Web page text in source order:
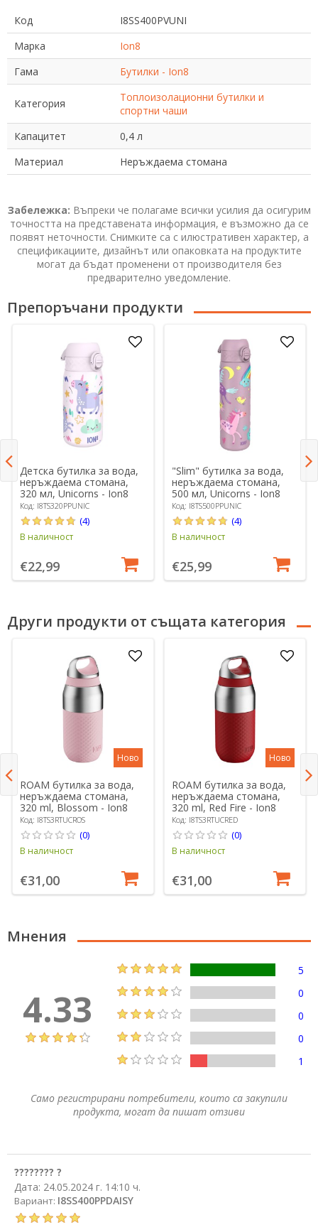
Код
I8SS400PVUNI
Марка
Ion8
Гама
Бутилки - Ion8
Категория
Топлоизолационни бутилки и
спортни чаши
Капацитет
0,4 л
Материал
Неръждаема стомана
Забележка: Въпреки че полагаме всички усилия да осигурим
точността на представената информация, е възможно да се
появят неточности. Снимките са с илюстративен характер, а
спецификациите, дизайнът или опаковката на продуктите
могат да бъдат променени от производителя без
предварително уведомление.
Препоръчани продукти
Детска бутилка за вода,
неръждаема стомана,
320 мл, Unicorns - Ion8
Код: I8TS320PPUNIC
(4)
В наличност
€22,99
"Slim" бутилка за вода,
неръждаема стомана,
500 мл, Unicorns - Ion8
Код: I8TS500PPUNIC
(4)
В наличност
€25,99
Други продукти от същата категория
Ново
ROAM бутилка за вода,
неръждаема стомана,
320 ml, Blossom - Ion8
Код: I8TS3RTUCROS
(0)
В наличност
€31,00
Ново
ROAM бутилка за вода,
неръждаема стомана,
320 ml, Red Fire - Ion8
Код: I8TS3RTUCRED
(0)
В наличност
€31,00
Мнения
4.33
5
0
0
0
1
Само регистрирани потребители, които са закупили
продукта, могат да пишат отзиви
???????? ?
Дата: 24.05.2024 г. 14:10 ч.
Вариант: I8SS400PPDAISY